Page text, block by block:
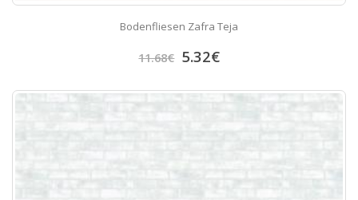
Bodenfliesen Zafra Teja
11.68€ 5.32€